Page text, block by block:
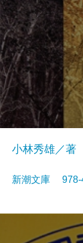
小林秀雄／著
新潮文庫